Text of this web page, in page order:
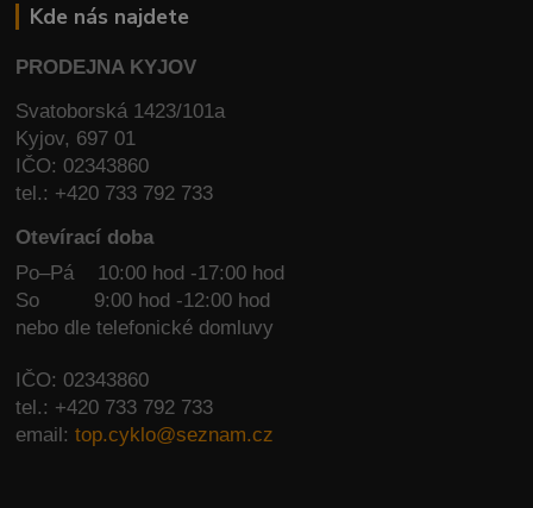
Kde nás najdete
PRODEJNA KYJOV
Svatoborská 1423/101a
Kyjov, 697 01
IČO: 02343860
tel.: +420 733 792 733
Otevírací doba
Po–Pá 10:00 hod -17:00 hod
So
9:00 hod -12:00 hod
nebo dle telefonické domluvy
IČO: 02343860
tel.: +420 733 792 733
email:top.cyklo@seznam.cz